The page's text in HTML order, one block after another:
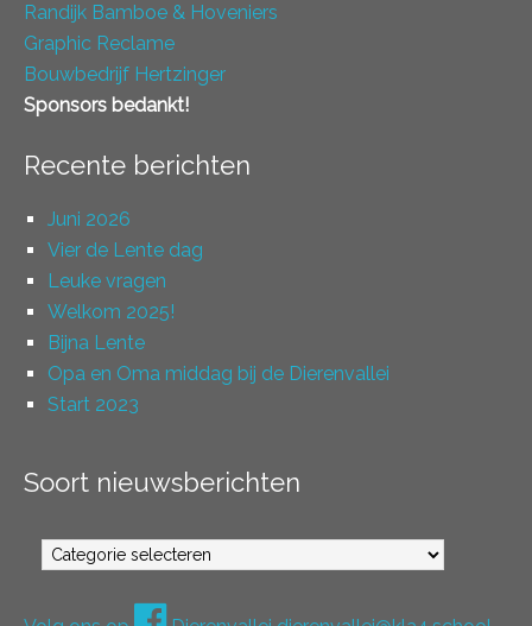
Randijk Bamboe & Hoveniers
Graphic Reclame
Bouwbedrijf Hertzinger
Sponsors bedankt!
Recente berichten
Juni 2026
Vier de Lente dag
Leuke vragen
Welkom 2025!
Bijna Lente
Opa en Oma middag bij de Dierenvallei
Start 2023
Soort nieuwsberichten
Soort
nieuwsberichten